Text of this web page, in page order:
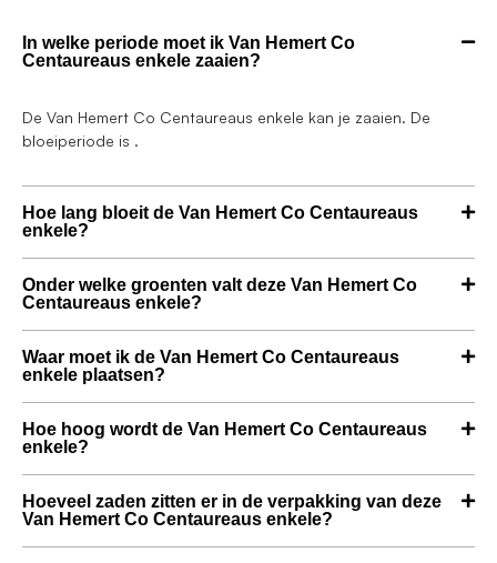
In welke periode moet ik Van Hemert Co
Centaureaus enkele zaaien?
De Van Hemert Co Centaureaus enkele kan je zaaien. De
bloeiperiode is .
Hoe lang bloeit de Van Hemert Co Centaureaus
enkele?
Onder welke groenten valt deze Van Hemert Co
Centaureaus enkele?
Waar moet ik de Van Hemert Co Centaureaus
enkele plaatsen?
Hoe hoog wordt de Van Hemert Co Centaureaus
enkele?
Hoeveel zaden zitten er in de verpakking van deze
Van Hemert Co Centaureaus enkele?